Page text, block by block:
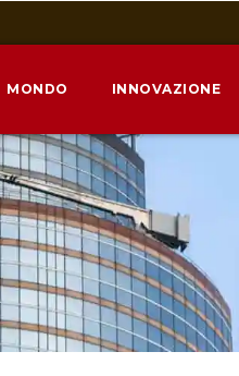
MONDO INNOVAZIONE